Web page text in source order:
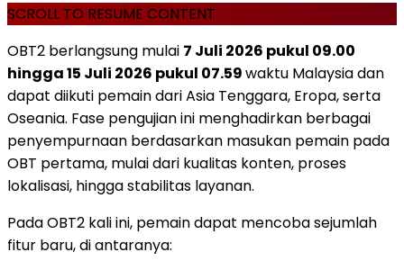
SCROLL TO RESUME CONTENT
OBT2 berlangsung mulai 7 Juli 2026 pukul 09.00
hingga 15 Juli 2026 pukul 07.59waktu Malaysia dan
dapat diikuti pemain dari Asia Tenggara, Eropa, serta
Oseania. Fase pengujian ini menghadirkan berbagai
penyempurnaan berdasarkan masukan pemain pada
OBT pertama, mulai dari kualitas konten, proses
lokalisasi, hingga stabilitas layanan.
Pada OBT2 kali ini, pemain dapat mencoba sejumlah
fitur baru, di antaranya: